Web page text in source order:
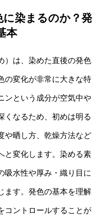
染まるのか？発
本
）は、染めた直後の発色
の変化が非常に大きな特
ンという成分が空気中や
くなるため、初めは明る
や晒し方、乾燥方法など
と変化します。染める素
吸水性や厚み・織り目に
ます。発色の基本を理解
コントロールすることが